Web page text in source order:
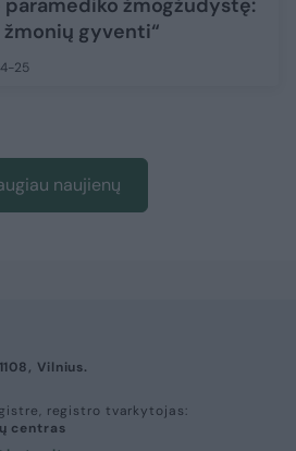
žmogžudystę:
gyventi“
25
naujienų
Vilnius.
registro tvarkytojas:
centras